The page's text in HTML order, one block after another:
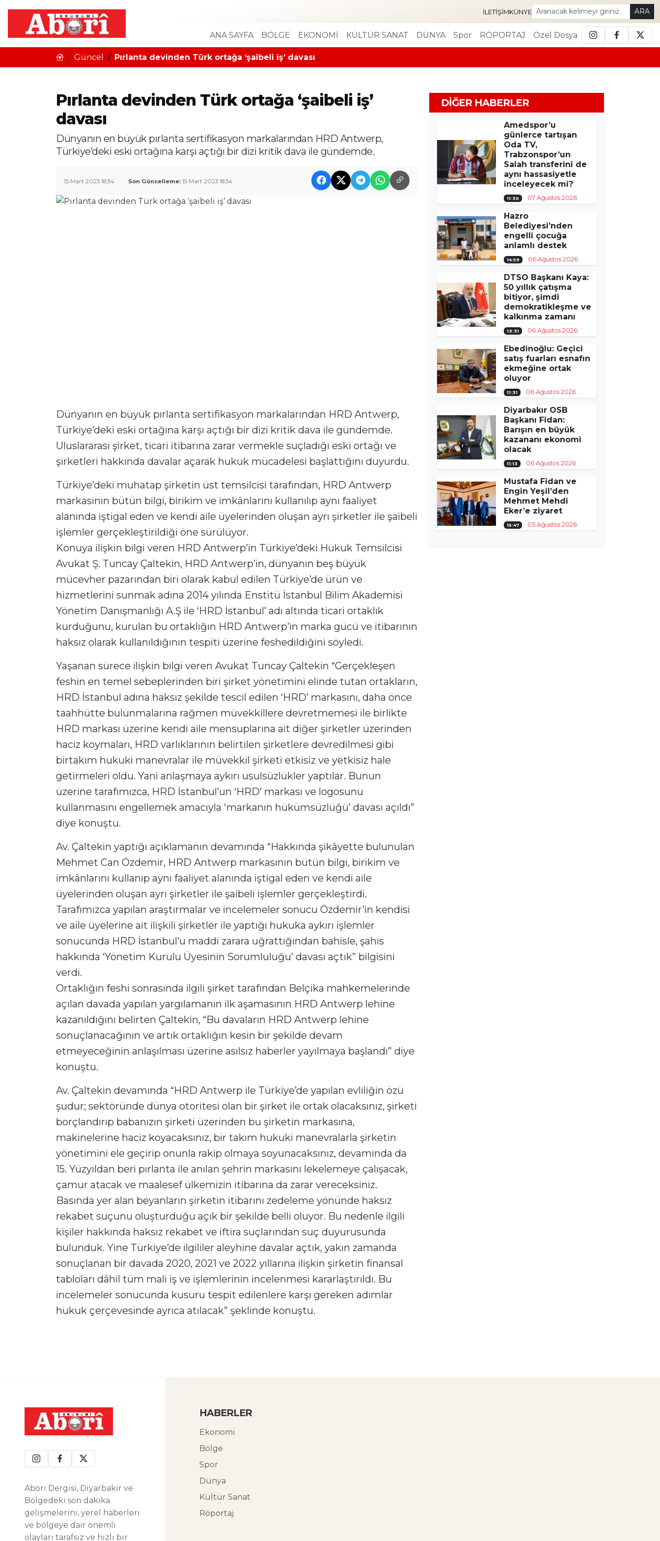
İLETIŞIMKÜNYE ARA
ANA SAYFA BÖLGE EKONOMİ KÜLTÜR SANAT DÜNYA Spor RÖPORTAJ Özel Dosya
Güncel Pırlanta devinden Türk ortağa ‘şaibeli iş’ davası
Pırlanta devinden Türk ortağa ‘şaibeli iş’
davası
Dünyanın en büyük pırlanta sertifikasyon markalarından HRD Antwerp,
Türkiye’deki eski ortağına karşı açtığı bir dizi kritik dava ile gündemde.
15 Mart 2023 18:34 Son Güncelleme: 15 Mart 2023 18:34
Dünyanın en büyük pırlanta sertifikasyon markalarından HRD Antwerp,
Türkiye’deki eski ortağına karşı açtığı bir dizi kritik dava ile gündemde.
Uluslararası şirket, ticari itibarına zarar vermekle suçladığı eski ortağı ve
şirketleri hakkında davalar açarak hukuk mücadelesi başlattığını duyurdu.
Türkiye’deki muhatap şirketin üst temsilcisi tarafından, HRD Antwerp
markasının bütün bilgi, birikim ve imkânlarını kullanılıp aynı faaliyet
alanında iştigal eden ve kendi aile üyelerinden oluşan ayrı şirketler ile şaibeli
işlemler gerçekleştirildiği öne sürülüyor.
Konuya ilişkin bilgi veren HRD Antwerp’in Türkiye’deki Hukuk Temsilcisi
Avukat Ş. Tuncay Çaltekin, HRD Antwerp’in, dünyanın beş büyük
mücevher pazarından biri olarak kabul edilen Türkiye’de ürün ve
hizmetlerini sunmak adına 2014 yılında Enstitü İstanbul Bilim Akademisi
Yönetim Danışmanlığı A.Ş ile ‘HRD İstanbul’ adı altında ticari ortaklık
kurduğunu, kurulan bu ortaklığın HRD Antwerp’in marka gücü ve itibarının
haksız olarak kullanıldığının tespiti üzerine feshedildiğini söyledi.
Yaşanan sürece ilişkin bilgi veren Avukat Tuncay Çaltekin “Gerçekleşen
feshin en temel sebeplerinden biri şirket yönetimini elinde tutan ortakların,
HRD İstanbul adına haksız şekilde tescil edilen ‘HRD’ markasını, daha önce
taahhütte bulunmalarına rağmen müvekkillere devretmemesi ile birlikte
HRD markası üzerine kendi aile mensuplarına ait diğer şirketler üzerinden
haciz koymaları, HRD varlıklarının belirtilen şirketlere devredilmesi gibi
birtakım hukuki manevralar ile müvekkil şirketi etkisiz ve yetkisiz hale
getirmeleri oldu. Yani anlaşmaya aykırı usulsüzlükler yaptılar. Bunun
üzerine tarafımızca, HRD İstanbul’un ‘HRD’ markası ve logosunu
kullanmasını engellemek amacıyla ‘markanın hükümsüzlüğü’ davası açıldı”
diye konuştu.
Av. Çaltekin yaptığı açıklamanın devamında “Hakkında şikâyette bulunulan
Mehmet Can Özdemir, HRD Antwerp markasının bütün bilgi, birikim ve
imkânlarını kullanıp aynı faaliyet alanında iştigal eden ve kendi aile
üyelerinden oluşan ayrı şirketler ile şaibeli işlemler gerçekleştirdi.
Tarafımızca yapılan araştırmalar ve incelemeler sonucu Özdemir’in kendisi
ve aile üyelerine ait ilişkili şirketler ile yaptığı hukuka aykırı işlemler
sonucunda HRD İstanbul’u maddi zarara uğrattığından bahisle, şahıs
hakkında ‘Yönetim Kurulu Üyesinin Sorumluluğu’ davası açtık” bilgisini
verdi.
Ortaklığın feshi sonrasında ilgili şirket tarafından Belçika mahkemelerinde
açılan davada yapılan yargılamanın ilk aşamasının HRD Antwerp lehine
kazanıldığını belirten Çaltekin, “Bu davaların HRD Antwerp lehine
sonuçlanacağının ve artık ortaklığın kesin bir şekilde devam
etmeyeceğinin anlaşılması üzerine asılsız haberler yayılmaya başlandı” diye
konuştu.
Av. Çaltekin devamında “HRD Antwerp ile Türkiye’de yapılan evliliğin özü
şudur; sektöründe dünya otoritesi olan bir şirket ile ortak olacaksınız, şirketi
borçlandırıp babanızın şirketi üzerinden bu şirketin markasına,
makinelerine haciz koyacaksınız, bir takım hukuki manevralarla şirketin
yönetimini ele geçirip onunla rakip olmaya soyunacaksınız, devamında da
15. Yüzyıldan beri pırlanta ile anılan şehrin markasını lekelemeye çalışacak,
çamur atacak ve maalesef ülkemizin itibarına da zarar vereceksiniz.
Basında yer alan beyanların şirketin itibarını zedeleme yönünde haksız
rekabet suçunu oluşturduğu açık bir şekilde belli oluyor. Bu nedenle ilgili
kişiler hakkında haksız rekabet ve iftira suçlarından suç duyurusunda
bulunduk. Yine Türkiye’de ilgililer aleyhine davalar açtık, yakın zamanda
sonuçlanan bir davada 2020, 2021 ve 2022 yıllarına ilişkin şirketin finansal
tabloları dâhil tüm mali iş ve işlemlerinin incelenmesi kararlaştırıldı. Bu
incelemeler sonucunda kusuru tespit edilenlere karşı gereken adımlar
hukuk çerçevesinde ayrıca atılacak” şeklinde konuştu.
DIĞER HABERLER
Amedspor’u
günlerce tartışan
Oda TV,
Trabzonspor’un
Salah transferini de
aynı hassasiyetle
inceleyecek mi?
11:30 07 Ağustos 2026
Hazro
Belediyesi’nden
engelli çocuğa
anlamlı destek
14:59 06 Ağustos 2026
DTSO Başkanı Kaya:
50 yıllık çatışma
bitiyor, şimdi
demokratikleşme ve
kalkınma zamanı
13:31 06 Ağustos 2026
Ebedinoğlu: Geçici
satış fuarları esnafın
ekmeğine ortak
oluyor
11:31 06 Ağustos 2026
Diyarbakır OSB
Başkanı Fidan:
Barışın en büyük
kazananı ekonomi
olacak
11:13 06 Ağustos 2026
Mustafa Fidan ve
Engin Yeşil’den
Mehmet Mehdi
Eker’e ziyaret
15:47 05 Ağustos 2026
Abori Dergisi, Diyarbakır ve
Bölgedeki son dakika
gelişmelerini, yerel haberleri
ve bölgeye dair önemli
olayları tarafsız ve hızlı bir
HABERLER
Ekonomi
Bölge
Spor
Dünya
Kültür Sanat
Röportaj